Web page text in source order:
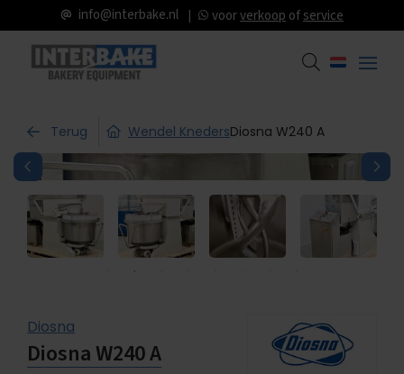
info@interbake.nl voorverkoop ofservice
Terug Wendel KnedersDiosna W240 A
Diosna
Diosna W240 A